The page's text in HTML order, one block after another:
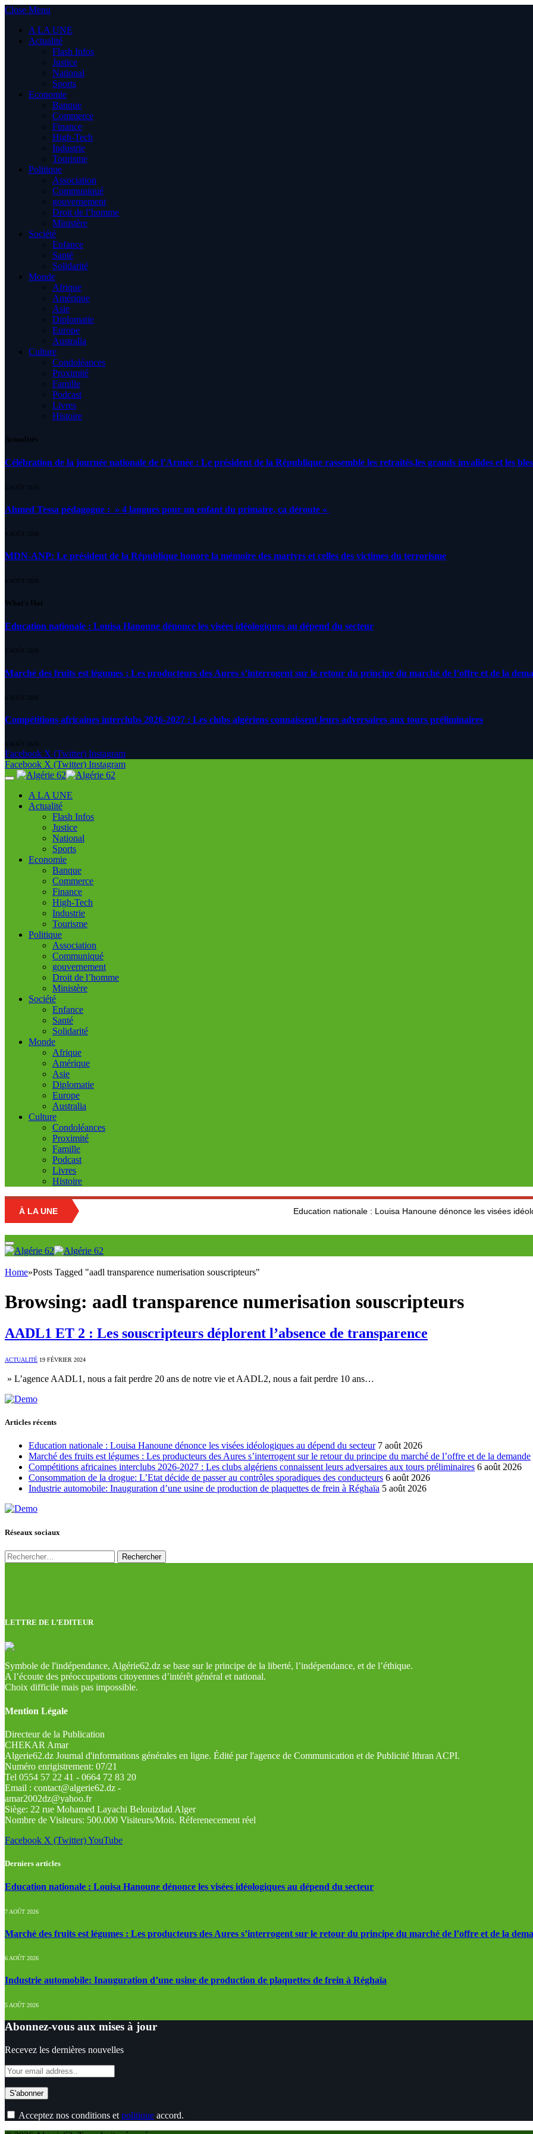
Close Menu
A LA UNE
Actualité
Flash Infos
Justice
National
Sports
Economie
Banque
Commerce
Finance
High-Tech
Industrie
Tourisme
Politique
Association
Communiqué
gouvernement
Droit de l’homme
Ministère
Société
Enfance
Santé
Solidarité
Monde
Afrique
Amérique
Asie
Diplomatie
Europe
Australia
Culture
Condoléances
Proximité
Famille
Podcast
Livres
Histoire
Actualités
Célébration de la journée nationale de l’Armée : Le président de la République rassemble les retraités,les grands invalides et les
5 AOÛT 2026
Ahmed Tessa pédagogue : » 4 langues pour un enfant du primaire, ça déroute «
4 AOÛT 2026
MDN-ANP: Le président de la République honore la mémoire des martyrs et celles des victimes du terrorisme
4 AOÛT 2026
What's Hot
Education nationale : Louisa Hanoune dénonce les visées idéologiques au dépend du secteur
7 AOÛT 2026
Marché des fruits est légumes : Les producteurs des Aures s’interrogent sur le retour du principe du marché de l’offre et de la
6 AOÛT 2026
Compétitions africaines interclubs 2026-2027 : Les clubs algériens connaissent leurs adversaires aux tours préliminaires
6 AOÛT 2026
Facebook X (Twitter) Instagram
Facebook X (Twitter) Instagram
A LA UNE
Actualité
Flash Infos
Justice
National
Sports
Economie
Banque
Commerce
Finance
High-Tech
Industrie
Tourisme
Politique
Association
Communiqué
gouvernement
Droit de l’homme
Ministère
Société
Enfance
Santé
Solidarité
Monde
Afrique
Amérique
Asie
Diplomatie
Europe
Australia
Culture
Condoléances
Proximité
Famille
Podcast
Livres
Histoire
À LA UNE Education nationale : Louisa Hanoune dénonce les visées idéologiques au
Home»Posts Tagged "aadl transparence numerisation souscripteurs"
Browsing: aadl transparence numerisation souscripteurs
AADL1 ET 2 : Les souscripteurs déplorent l’absence de transparence
ACTUALITÉ 19 FÉVRIER 2024
» L’agence AADL1, nous a fait perdre 20 ans de notre vie et AADL2, nous a fait perdre 10 ans…
Articles récents
Education nationale : Louisa Hanoune dénonce les visées idéologiques au dépend du secteur 7 août 2026
Marché des fruits est légumes : Les producteurs des Aures s’interrogent sur le retour du principe du marché de l’offre et de la demande
Compétitions africaines interclubs 2026-2027 : Les clubs algériens connaissent leurs adversaires aux tours préliminaires 6 août 2026
Consommation de la drogue: L’Etat décide de passer au contrôles sporadiques des conducteurs 6 août 2026
Industrie automobile: Inauguration d’une usine de production de plaquettes de frein à Réghaïa 5 août 2026
Réseaux sociaux
Rechercher :
LETTRE DE L’EDITEUR
Symbole de l'indépendance, Algérie62.dz se base sur le principe de la liberté, l’indépendance, et de l’éthique.
A l’écoute des préoccupations citoyennes d’intérêt général et national.
Choix difficile mais pas impossible.
Mention Légale
Directeur de la Publication
CHEKAR Amar
Algerie62.dz Journal d'informations générales en ligne. Édité par l'agence de Communication et de Publicité Ithran ACPI.
Numéro enrigistrement: 07/21
Tel 0554 57 22 41 - 0664 72 83 20
Email : contact@algerie62.dz -
amar2002dz@yahoo.fr
Siège: 22 rue Mohamed Layachi Belouizdad Alger
Nombre de Visiteurs: 500.000 Visiteurs/Mois. Réferenecement réel
Facebook X (Twitter)YouTube
Derniers articles
Education nationale : Louisa Hanoune dénonce les visées idéologiques au dépend du secteur
7 AOÛT 2026
Marché des fruits est légumes : Les producteurs des Aures s’interrogent sur le retour du principe du marché de l’offre et de la
6 AOÛT 2026
Industrie automobile: Inauguration d’une usine de production de plaquettes de frein à Réghaïa
5 AOÛT 2026
Abonnez-vous aux mises à jour
Recevez les dernières nouvelles
Acceptez nos conditions et politique accord.